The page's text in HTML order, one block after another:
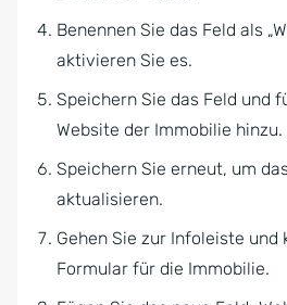
Benennen Sie das Feld als
aktivieren Sie es.
Speichern Sie das Feld und
Website der Immobilie hinzu.
Speichern Sie erneut, um
aktualisieren.
Gehen Sie zur Infoleiste und
Formular für die Immobilie.